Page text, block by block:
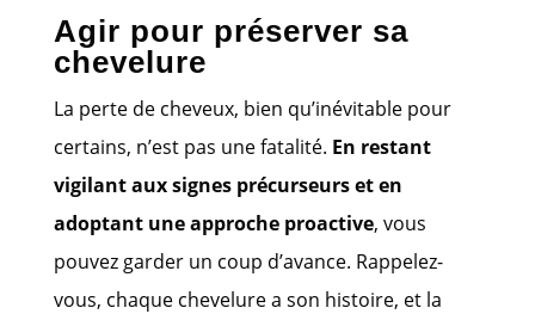
Agir pour préserver sa
chevelure
La perte de cheveux, bien qu’inévitable pour
certains, n’est pas une fatalité. En restant
vigilant aux signes précurseurs et en
adoptant une approche proactive, vous
pouvez garder un coup d’avance. Rappelez-
vous, chaque chevelure a son histoire, et la